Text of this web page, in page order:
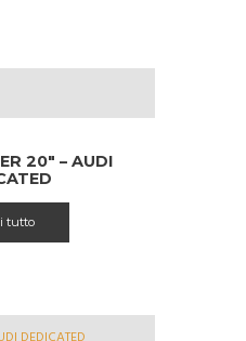
20″ – AUDI
tutto